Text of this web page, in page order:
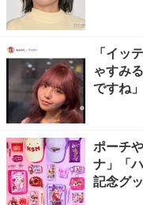
「イッ
ゃすみ
ですね
ポーチ
ナ」「
記念グ